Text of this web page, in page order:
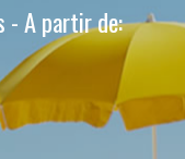
- A partir de: